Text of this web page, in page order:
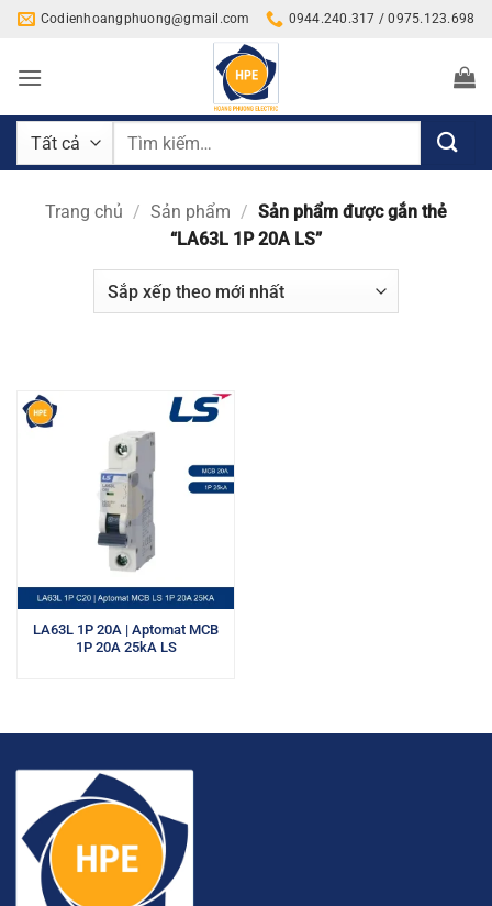
Bỏ
nội
Codienhoangphuong@gmail.com 0944.240.317 / 0975.123.698
Tìm
Trang chủ / Sản phẩm / Sản phẩm được gắn thẻ
“LA63L 1P 20A LS”
LA63L 1P 20A | Aptomat MCB
1P 20A 25kA LS